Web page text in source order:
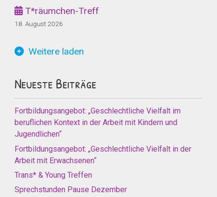
T*räumchen-Treff
18. August 2026
Weitere laden
Neueste Beiträge
Fortbildungsangebot: „Geschlechtliche Vielfalt im
beruflichen Kontext in der Arbeit mit Kindern und
Jugendlichen“
Fortbildungsangebot: „Geschlechtliche Vielfalt in der
Arbeit mit Erwachsenen“
Trans* & Young Treffen
Sprechstunden Pause Dezember